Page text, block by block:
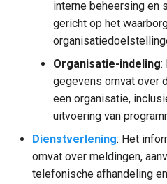
interne beheersing en
gericht op het
Organisatie-indeling:
gegevens omvat over
een organisatie,
uitvoering van
Dienstverlening: Het
omvat over meldingen,
telefonische afhandeling